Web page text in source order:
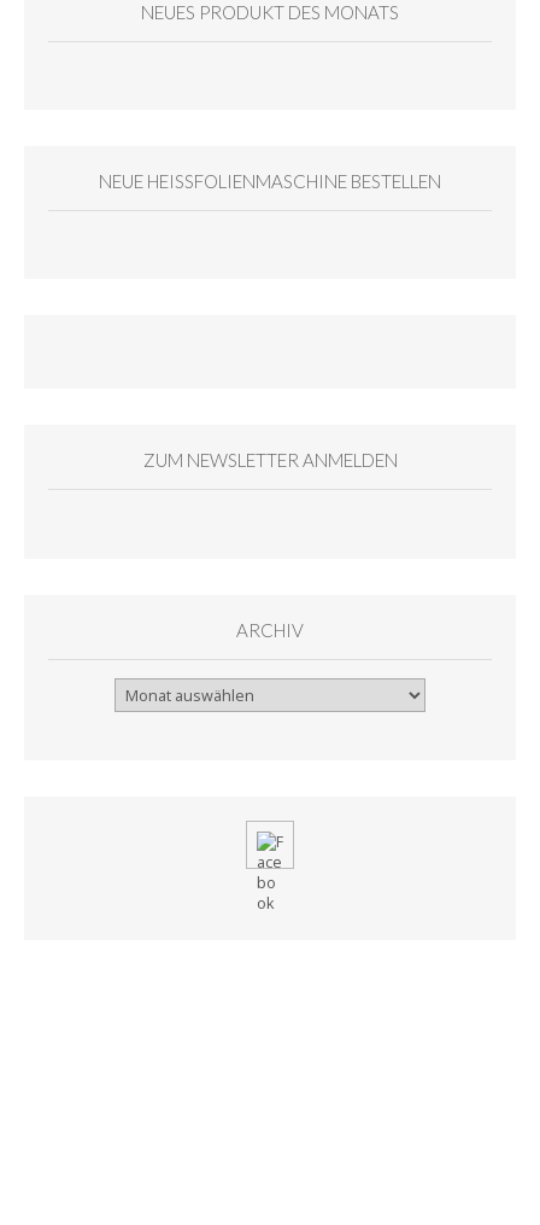
NEUES PRODUKT DES MONATS
NEUE HEISSFOLIENMASCHINE BESTELLEN
ZUM NEWSLETTER ANMELDEN
ARCHIV
Archiv